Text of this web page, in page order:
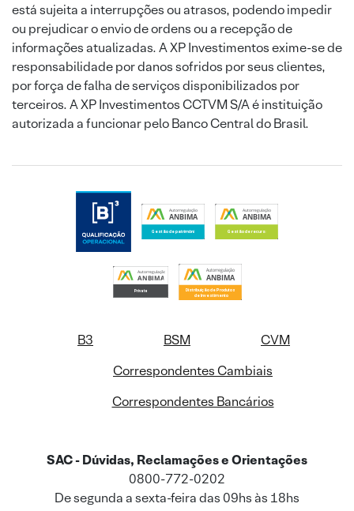
está sujeita a interrupções ou atrasos, podendo impedir
ou prejudicar o envio de ordens ou a recepção de
informações atualizadas. A XP Investimentos exime-se de
responsabilidade por danos sofridos por seus clientes,
por força de falha de serviços disponibilizados por
terceiros. A XP Investimentos CCTVM S/A é instituição
autorizada a funcionar pelo Banco Central do Brasil.
B3 BSM
CVM
Correspondentes Cambiais
Correspondentes Bancários
SAC - Dúvidas, Reclamações e Orientações
0800-772-0202
De segunda a sexta-feira das 09hs às 18hs